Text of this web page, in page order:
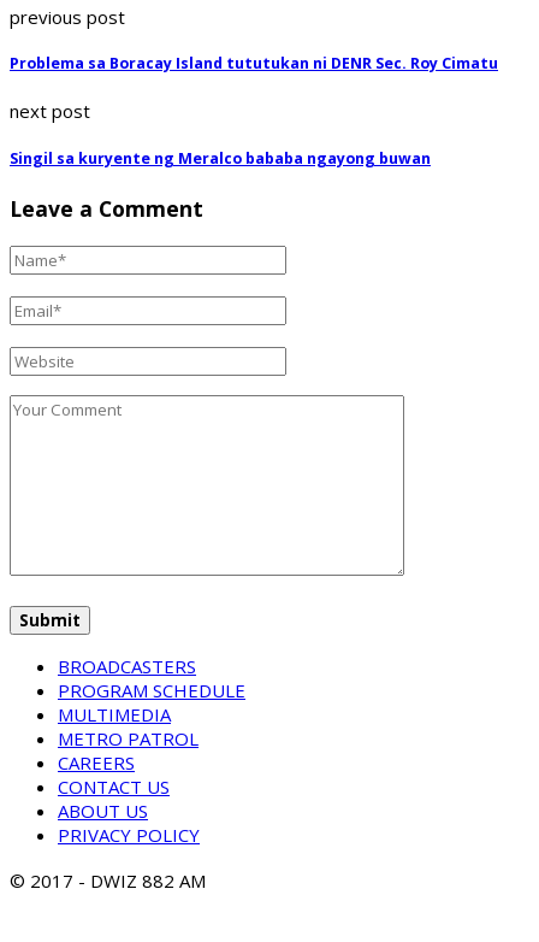
previous post
Problema sa Boracay Island tututukan ni DENR Sec. Roy Cimatu
next post
Singil sa kuryente ng Meralco bababa ngayong buwan
Leave a Comment
BROADCASTERS
PROGRAM SCHEDULE
MULTIMEDIA
METRO PATROL
CAREERS
CONTACT US
ABOUT US
PRIVACY POLICY
© 2017 - DWIZ 882 AM